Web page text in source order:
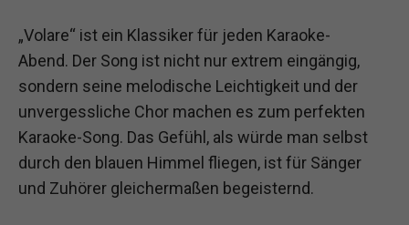
„Volare“ ist ein Klassiker für jeden Karaoke-
Abend. Der Song ist nicht nur extrem eingängig,
sondern seine melodische Leichtigkeit und der
unvergessliche Chor machen es zum perfekten
Karaoke-Song. Das Gefühl, als würde man selbst
durch den blauen Himmel fliegen, ist für Sänger
und Zuhörer gleichermaßen begeisternd.